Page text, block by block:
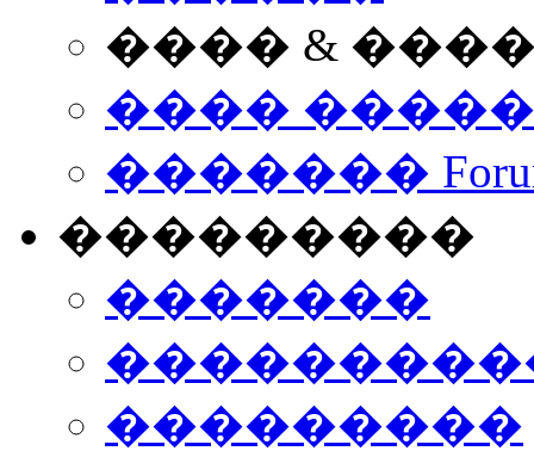
���� &
����
�������
���������
�������
���������